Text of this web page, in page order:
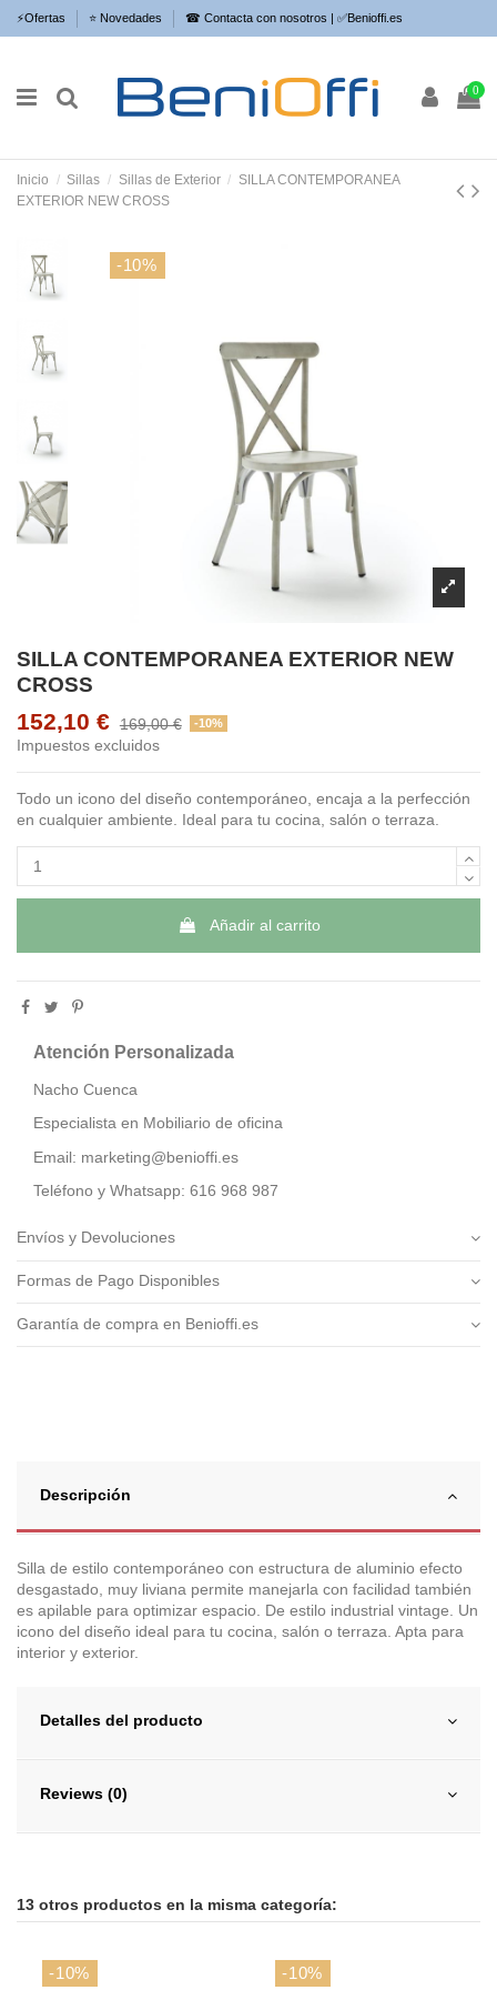
⚡​Ofertas ⭐​ Novedades ☎ Contacta con nosotros | ✅Benioffi.es
0
Inicio Sillas Sillas de Exterior
SILLA CONTEMPORANEA
EXTERIOR NEW CROSS
-10%
SILLA CONTEMPORANEA EXTERIOR NEW
CROSS
152,10 € 169,00 € -10%
Impuestos excluidos
Todo un icono del diseño contemporáneo, encaja a la perfección
en cualquier ambiente. Ideal para tu cocina, salón o terraza.
Añadir al carrito
Atención Personalizada
Nacho Cuenca
Especialista en Mobiliario de oficina
Email: marketing@benioffi.es
Teléfono y Whatsapp: 616 968 987
Envíos y Devoluciones
Formas de Pago Disponibles
Garantía de compra en Benioffi.es
Descripción
Silla de estilo contemporáneo con estructura de aluminio efecto
desgastado, muy liviana permite manejarla con facilidad también
es apilable para optimizar espacio. De estilo industrial vintage. Un
icono del diseño ideal para tu cocina, salón o terraza. Apta para
interior y exterior.
Detalles del producto
Reviews (0)
13 otros productos en la misma categoría:
-10% -10%